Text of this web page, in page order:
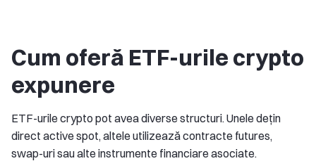
Cum oferă ETF-urile crypto
expunere
ETF-urile crypto pot avea diverse structuri. Unele dețin
direct active spot, altele utilizează contracte futures,
swap-uri sau alte instrumente financiare asociate.